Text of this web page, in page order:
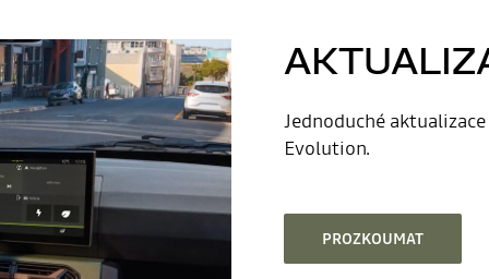
Jednoduché
Evolution.
PROZKOUMAT